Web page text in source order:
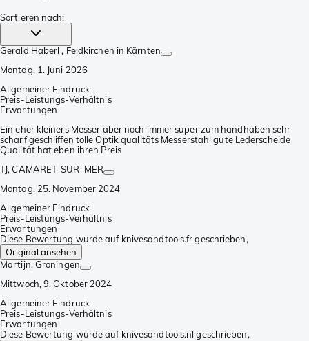
Sortieren nach:
Gerald Haberl , Feldkirchen in Kärnten
Montag, 1. Juni 2026
Allgemeiner Eindruck
Preis-Leistungs-Verhältnis
Erwartungen
Ein eher kleiners Messer aber noch immer super zum handhaben sehr
scharf geschliffen tolle Optik qualitäts Messerstahl gute Lederscheide
Qualität hat eben ihren Preis
TJ, CAMARET-SUR-MER
Montag, 25. November 2024
Allgemeiner Eindruck
Preis-Leistungs-Verhältnis
Erwartungen
Diese Bewertung wurde auf knivesandtools.fr geschrieben,
Original ansehen
Martijn, Groningen
Mittwoch, 9. Oktober 2024
Allgemeiner Eindruck
Preis-Leistungs-Verhältnis
Erwartungen
Diese Bewertung wurde auf knivesandtools.nl geschrieben,